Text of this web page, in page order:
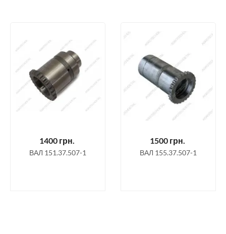
1400 грн.
ВАЛ 151.37.507-1
1500 грн.
ВАЛ 155.37.507-1